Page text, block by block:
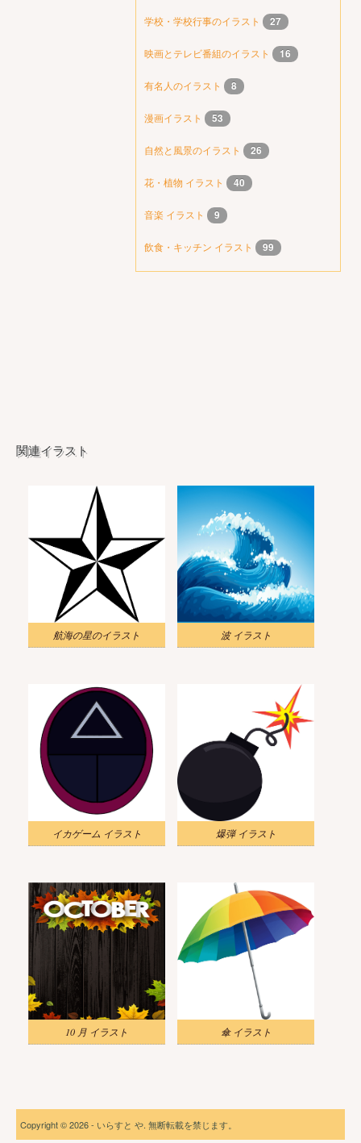
学校・学校行事のイラスト 27
映画とテレビ番組のイラスト 16
有名人のイラスト 8
漫画イラスト 53
自然と風景のイラスト 26
花・植物 イラスト 40
音楽 イラスト 9
飲食・キッチン イラスト 99
関連イラスト
航海の星のイラスト 波 イラスト
イカゲーム イラスト 爆弾 イラスト
10 月 イラスト 傘 イラスト
Copyright © 2026 - いらすと や. 無断転載を禁じます。